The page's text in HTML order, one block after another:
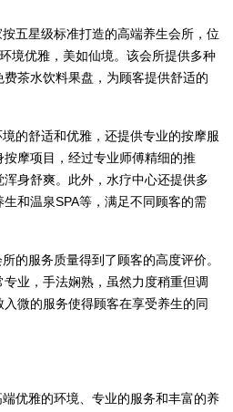
按五星级标准打造的高端养生会所，位
境优雅，美如仙境。该会所提供多种
茶水饮料果盘，为顾客提供舒适的
的舒适和优雅，还提供专业的按摩服
摩项目，经过专业师傅精细的推
身舒爽。此外，水疗中心还提供多
和温泉SPA等，满足不同顾客的需
的服务质量得到了顾客的高度评价。
业，手法娴熟，虽然力度稍重但调
微的服务使得顾客在享受养生的同
端优雅的环境、专业的服务和丰富的养